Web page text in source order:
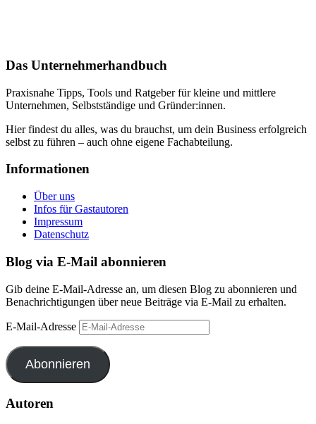
Das Unternehmerhandbuch
Praxisnahe Tipps, Tools und Ratgeber für kleine und mittlere
Unternehmen, Selbstständige und Gründer:innen.
Hier findest du alles, was du brauchst, um dein Business erfolgreich
selbst zu führen – auch ohne eigene Fachabteilung.
Informationen
Über uns
Infos für Gastautoren
Impressum
Datenschutz
Blog via E-Mail abonnieren
Gib deine E-Mail-Adresse an, um diesen Blog zu abonnieren und
Benachrichtigungen über neue Beiträge via E-Mail zu erhalten.
E-Mail-Adresse
Abonnieren
Autoren